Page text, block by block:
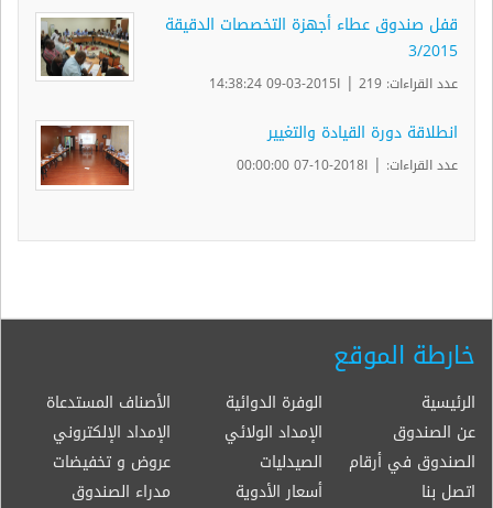
قفل صندوق عطاء أجهزة التخصصات الدقيقة
3/2015
عدد القراءات: 219 | ا2015-03-09 14:38:24
انطلاقة دورة القيادة والتغيير
عدد القراءات: | ا2018-10-07 00:00:00
خارطة الموقع
الرئيسية الوفرة الدوائية
الأصناف المستدعاة
عن الصندوق
الإمداد الولائي
الإمداد الإلكتروني
الصندوق في أرقام
الصيدليات
عروض و تخفيضات
اتصل بنا
أسعار الأدوية مدراء الصندوق